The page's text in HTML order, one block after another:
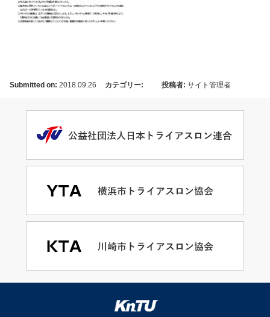
Submitted on: 2018.09.26 カテゴリー: 投稿者: サイト管理者